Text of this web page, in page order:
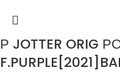
Ρ JOTTER ORIG